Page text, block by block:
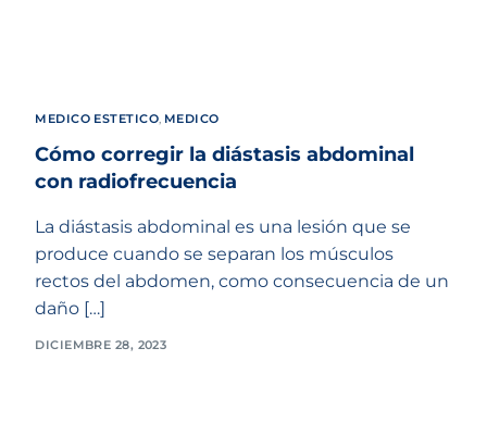
MEDICO ESTETICO, MEDICO
Cómo corregir la diástasis abdominal
con radiofrecuencia
La diástasis abdominal es una lesión que se
produce cuando se separan los músculos
rectos del abdomen, como consecuencia de un
daño […]
DICIEMBRE 28, 2023